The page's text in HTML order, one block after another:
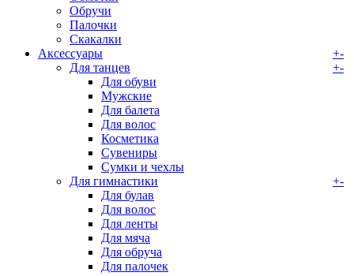
Обручи
Палочки
Скакалки
Аксессуары
+-
Для танцев
+-
Для обуви
Мужские
Для балета
Для волос
Косметика
Сувениры
Сумки и чехлы
Для гимнастики
+-
Для булав
Для волос
Для ленты
Для мяча
Для обруча
Для палочек